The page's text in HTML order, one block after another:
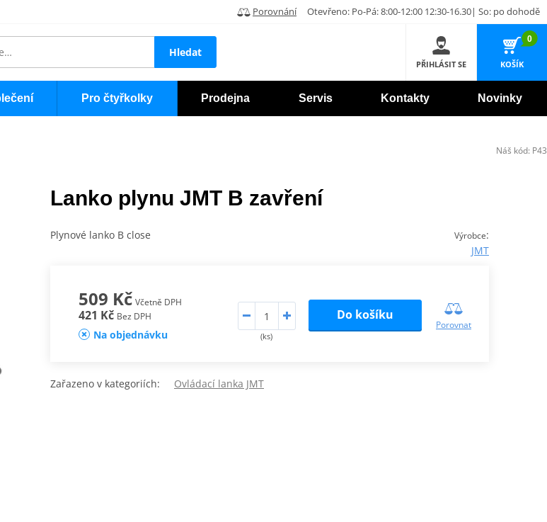
Porovnání Otevřeno: Po-Pá: 8:00-12:00 12:30-16.30| So: po dohodě
Hledat
PŘIHLÁSIT SE
0
KOŠÍK
Pro čtyřkolky Prodejna Servis Kontakty Novinky
Lanko plynu JMT B zavření
Výrobce:
JMT
Plynové lanko B close
509 Kč Včetně DPH
421 Kč Bez DPH
Na objednávku (ks)
Do košíku
Porovnat
Zařazeno v kategoriích: Ovládací lanka JMT
Náš kód: P43